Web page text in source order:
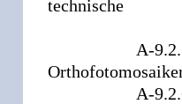
technische
A-9.2.5
A-9.2.6